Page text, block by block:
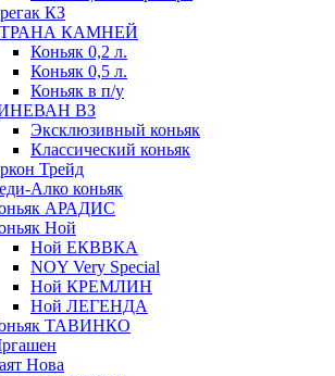
КЗ
КАМНЕЙ
Коньяк 0,2 л.
Коньяк 0,5 л.
Коньяк в п/у
ВЗ
Эксклюзивный коньяк
Классический коньяк
Трейд
Алко коньяк
АРАДИС
Ной
Ной ЕКВВКА
NOY Very Special
Ной КРЕМЛИН
Ной ЛЕГЕНДА
ТАВИНКО
Нова